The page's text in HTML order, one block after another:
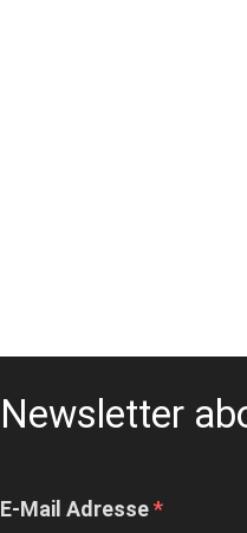
Newsletter
E-Mail Adresse*